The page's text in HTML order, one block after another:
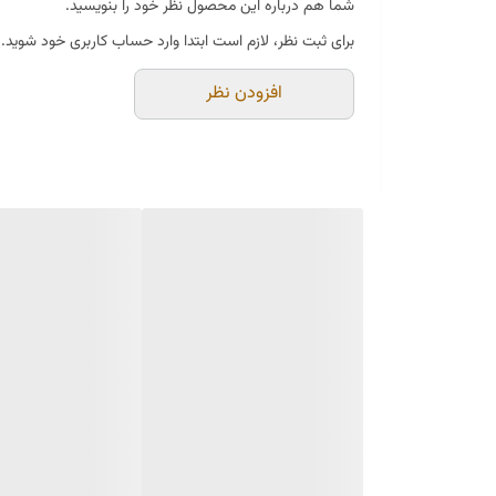
تفاوت یک کفش معمولی با یک محصول چرم، در احساس
هدیه می‌دهند که در محصولات مصنوعی هرگز تجربه
شما هم درباره این محصول نظر خود را بنویسید.
برای ثبت نظر، لازم است ابتدا وارد حساب کاربری خود شوید.
افزودن نظر